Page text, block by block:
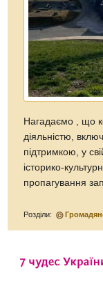
Нагадаємо , що
діяльністю,
підтримкою, у
історико-
пропагування
Розділи: